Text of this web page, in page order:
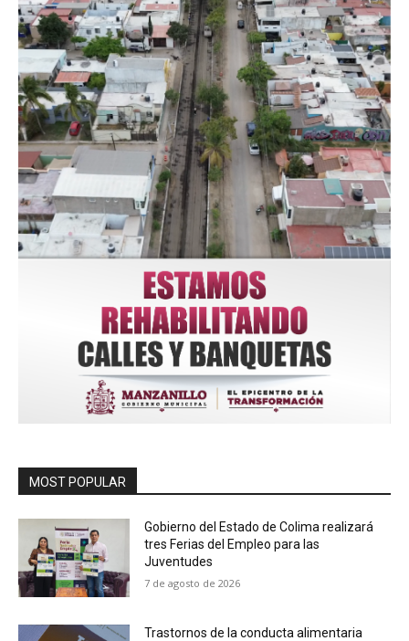
MOST POPULAR
Gobierno del Estado de Colima realizará
tres Ferias del Empleo para las
Juventudes
7 de agosto de 2026
Trastornos de la conducta alimentaria